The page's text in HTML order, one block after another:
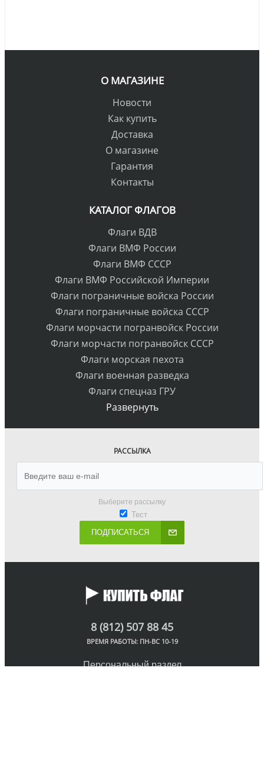
О МАГАЗИНЕ
Новости
Как купить
Доставка
О магазине
Гарантия
Контакты
КАТАЛОГ ФЛАГОВ
Флаги ВДВ
Флаги ВМФ России
Флаги ВМФ СССР
Флаги ВМФ Российской Империи
Флаги пограничные войска России
Флаги пограничные войска СССР
Флаги морчасти погранвойск России
Флаги морчасти погранвойск СССР
Флаги морская пехота
Флаги военная разведка
Флаги спецназ ГРУ
Развернуть
РАССЫЛКА
Выберите рассылку
Тест
ПОДПИСАТЬСЯ
8 (812) 507 88 45
ВРЕМЯ РАБОТЫ: ПН-ВС 10-19
Персональный раздел